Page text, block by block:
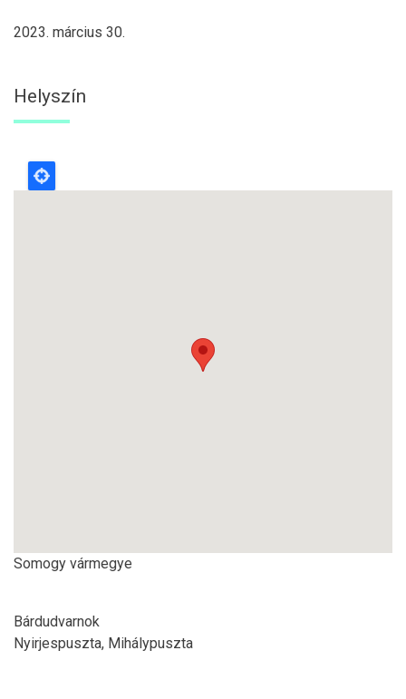
2023. március 30.
Helyszín
Somogy vármegye
Bárdudvarnok
Nyirjespuszta, Mihálypuszta